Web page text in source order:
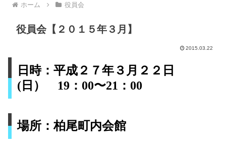
ホーム 役員会
役員会【２０１５年３月】
2015.03.22
日時： 平成２７年３月２２日
(日） 19：00〜21：00
場所：柏尾町内会館